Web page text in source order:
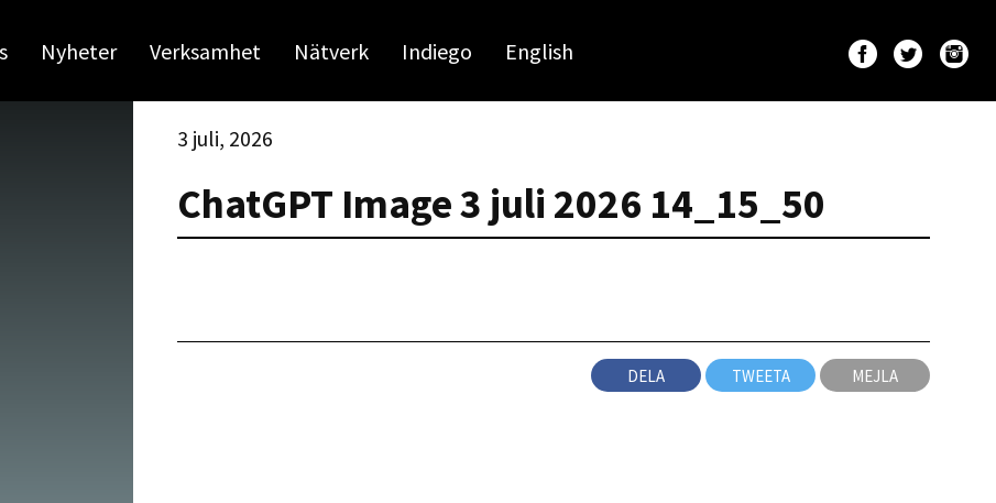
Nyheter Verksamhet Nätverk Indiego English
3 juli, 2026
ChatGPT Image 3 juli 2026 14_15_50
DELA TWEETA MEJLA